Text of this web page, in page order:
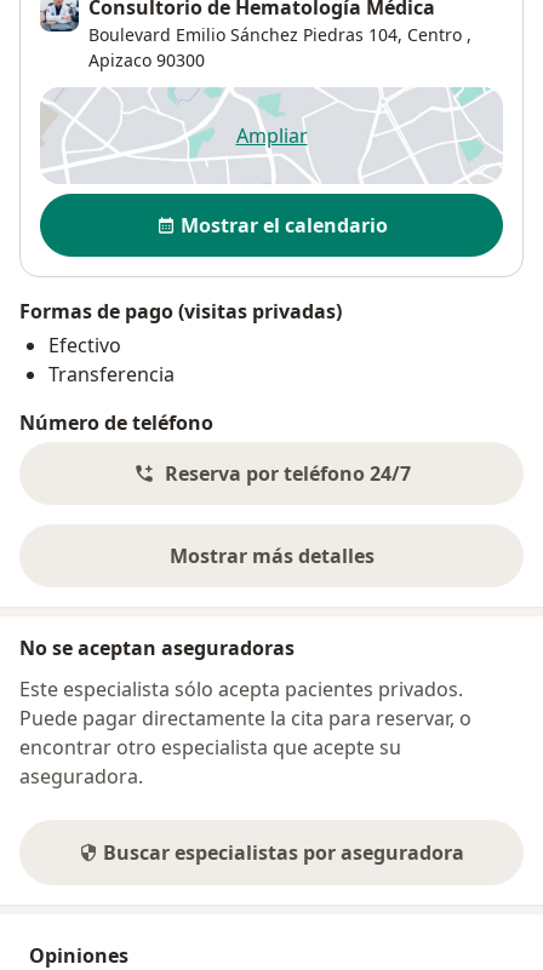
Consultorio de Hematología Médica
Boulevard Emilio Sánchez Piedras 104, Centro ,
Apizaco 90300
Ampliarse abre en una nueva
Disponibilidad
Mostrar el calendario
Formas de pago (visitas privadas)
Efectivo
Transferencia
Número de teléfono
Reserva por teléfono 24/7
Mostrar más detalles
sobre la dirección
No se aceptan aseguradoras
Este especialista sólo acepta pacientes privados.
Puede pagar directamente la cita para reservar, o
encontrar otro especialista que acepte su
aseguradora.
Buscar especialistas por aseguradora
Opiniones